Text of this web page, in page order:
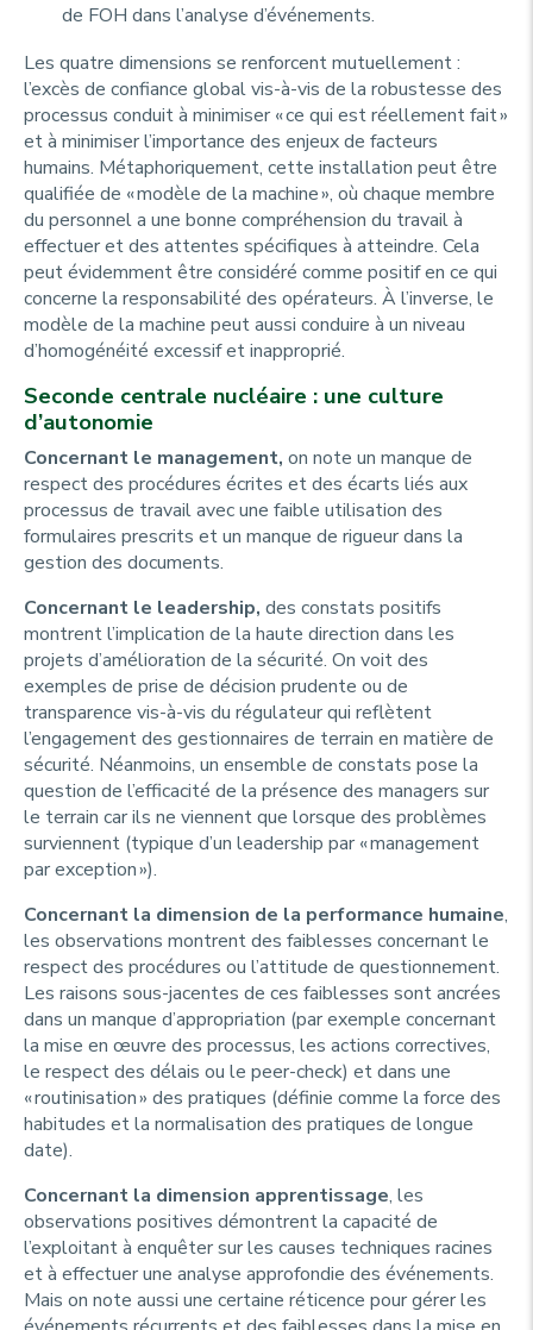
de FOH dans l’analyse d’événements.
Les quatre dimensions se renforcent mutuellement :
l’excès de confiance global vis-à-vis de la robustesse des
processus conduit à minimiser « ce qui est réellement fait »
et à minimiser l’importance des enjeux de facteurs
humains. Métaphoriquement, cette installation peut être
qualifiée de « modèle de la machine », où chaque membre
du personnel a une bonne compréhension du travail à
effectuer et des attentes spécifiques à atteindre. Cela
peut évidemment être considéré comme positif en ce qui
concerne la responsabilité des opérateurs. À l’inverse, le
modèle de la machine peut aussi conduire à un niveau
d’homogénéité excessif et inapproprié.
Seconde centrale nucléaire : une culture
d’autonomie
Concernant le management, on note un manque de
respect des procédures écrites et des écarts liés aux
processus de travail avec une faible utilisation des
formulaires prescrits et un manque de rigueur dans la
gestion des documents.
Concernant le leadership, des constats positifs
montrent l’implication de la haute direction dans les
projets d’amélioration de la sécurité. On voit des
exemples de prise de décision prudente ou de
transparence vis-à-vis du régulateur qui reflètent
l’engagement des gestionnaires de terrain en matière de
sécurité. Néanmoins, un ensemble de constats pose la
question de l’efficacité de la présence des managers sur
le terrain car ils ne viennent que lorsque des problèmes
surviennent (typique d’un leadership par « management
par exception »).
Concernant la dimension de la performance humaine,
les observations montrent des faiblesses concernant le
respect des procédures ou l’attitude de questionnement.
Les raisons sous-jacentes de ces faiblesses sont ancrées
dans un manque d’appropriation (par exemple concernant
la mise en œuvre des processus, les actions correctives,
le respect des délais ou le peer-check) et dans une
« routinisation » des pratiques (définie comme la force des
habitudes et la normalisation des pratiques de longue
date).
Concernant la dimension apprentissage, les
observations positives démontrent la capacité de
l’exploitant à enquêter sur les causes techniques racines
et à effectuer une analyse approfondie des événements.
Mais on note aussi une certaine réticence pour gérer les